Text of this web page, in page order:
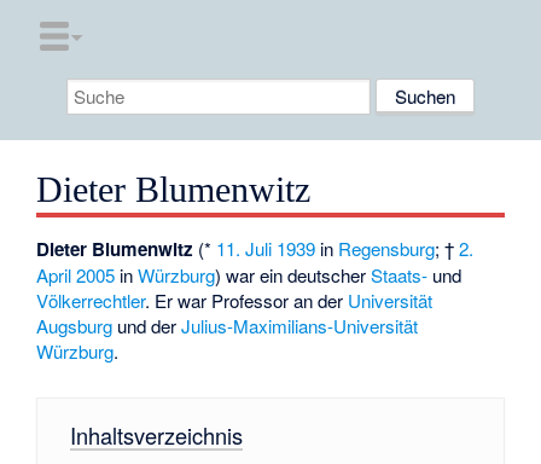
Dieter Blumenwitz
Dieter Blumenwitz (* 11. Juli 1939 in Regensburg; †2.
April 2005 inWürzburg) war ein deutscherStaats- und
Völkerrechtler. Er war Professor an der Universität
Augsburg und derJulius-Maximilians-Universität
Würzburg.
Inhaltsverzeichnis